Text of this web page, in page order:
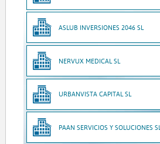
ASLUB INVERSIONES 2046 SL
NERVUX MEDICAL SL
URBANVISTA CAPITAL SL
PAAN SERVICIOS Y SOLUCIONES SL